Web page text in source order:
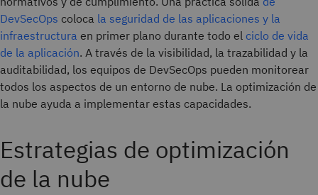
DevSecOps coloca la seguridad de las aplicaciones y la
infraestructura en primer plano durante todo el ciclo de vida
de la aplicación. A través de la visibilidad, la trazabilidad y la
auditabilidad, los equipos de DevSecOps pueden monitorear
todos los aspectos de un entorno de nube. La optimización de
la nube ayuda a implementar estas capacidades.
Estrategias de optimización
de la nube